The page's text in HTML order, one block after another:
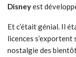
Disneyest
Et c’était génial. Il
licences
nostalgie des